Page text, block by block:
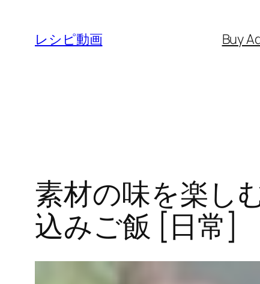
レシピ動画 Buy
素材の味を楽し
込みご飯 [日常]